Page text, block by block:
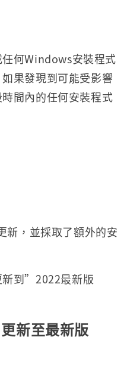
何Windows安裝程式
果發現到可能受影響
間內的任何安裝程式
，並採取了額外的安
新到”2022最新版
新至最新版